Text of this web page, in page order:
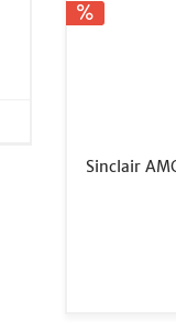
Sinclair